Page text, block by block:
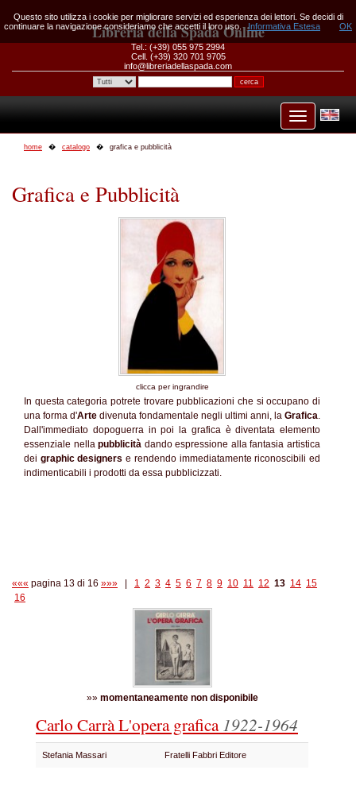
Libreria della Spada Online
Tel.: (+39) 055 975 2994
Cell. (+39) 320 701 9705
info@libreriadellaspada.com
home catalogo grafica e pubblicità
Grafica e Pubblicità
clicca per ingrandire
In questa categoria potrete trovare pubblicazioni che si occupano di
una forma d'Arte divenuta fondamentale negli ultimi anni, la Grafica.
Dall'immediato dopoguerra in poi la grafica è diventata elemento
essenziale nellapubblicità dando espressione alla fantasia artistica
dei graphic designerse rendendo immediatamente riconoscibili ed
indimenticabili i prodotti da essa pubblicizzati.
««« pagina 13 di 16 »»» 1 2 3 4 5 6 7 8 9 10 11 12 13 14 15
16
»» momentaneamente non disponibile
Carlo Carrà L'opera grafica1922-1964
Stefania Massari Fratelli Fabbri Editore
Questo sito utilizza i cookie per migliorare servizi ed esperienza dei lettori. Se decidi di
continuare la navigazione consideriamo che accetti il loro uso.
Informativa Estesa OK